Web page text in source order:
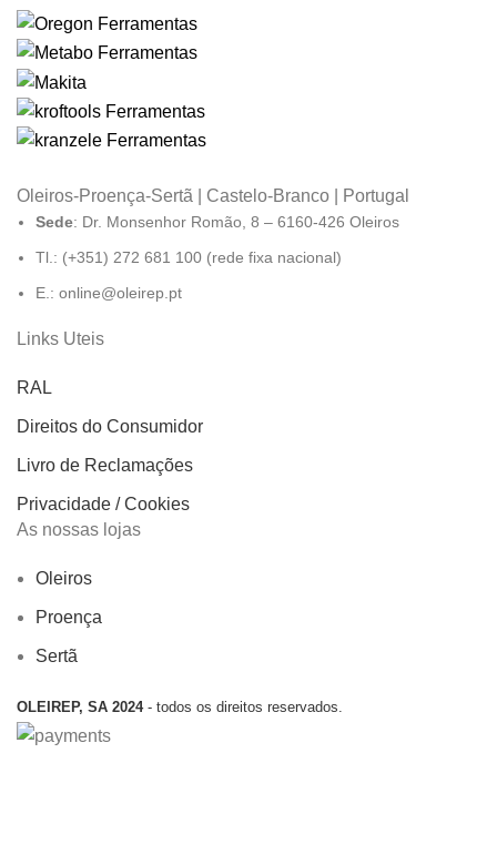
Oleiros-Proença-Sertã | Castelo-Branco | Portugal
Sede: Dr. Monsenhor Romão, 8 – 6160-426 Oleiros
Tl.: (+351) 272 681 100 (rede fixa nacional)
E.: online@oleirep.pt
Links Uteis
RAL
Direitos do Consumidor
Livro de Reclamações
Privacidade / Cookies
As nossas lojas
Oleiros
Proença
Sertã
OLEIREP, SA 2024 - todos os direitos reservados.